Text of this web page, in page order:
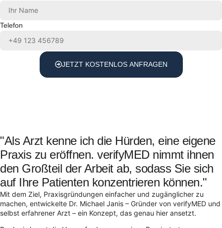
Telefon
JETZT KOSTENLOS ANFRAGEN
"Als Arzt kenne ich die Hürden, eine eigene
Praxis zu eröffnen. verifyMED nimmt ihnen
den Großteil der Arbeit ab, sodass Sie sich
auf Ihre Patienten konzentrieren können."
Mit dem Ziel, Praxisgründungen einfacher und zugänglicher zu
machen, entwickelte Dr. Michael Janis – Gründer von verifyMED und
selbst erfahrener Arzt – ein Konzept, das genau hier ansetzt.